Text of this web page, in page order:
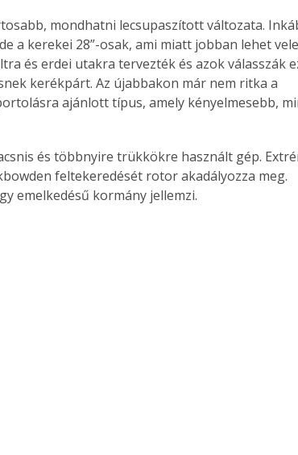
mondhatni lecsupaszított változata.
a kerekei 28”-osak, ami miatt jobban lehet vele
és erdei utakra tervezték és azok válasszák
kerékpárt. Az újabbakon már nem ritka a
ajánlott típus, amely kényelmesebb,
és többnyire trükkökre használt gép.
feltekeredését rotor akadályozza meg.
emelkedésű kormány jellemzi.